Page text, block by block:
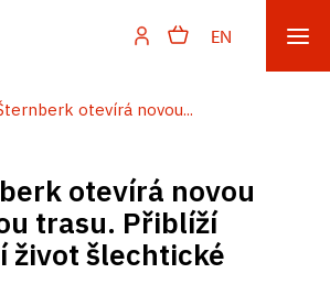
EN
otevírá novou...
otevírá novou
trasu. Přiblíží
život šlechtické